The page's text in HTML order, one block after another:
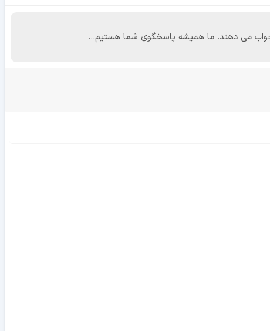
جواب می دهند. ما همیشه پاسخگوی شما هستیم...